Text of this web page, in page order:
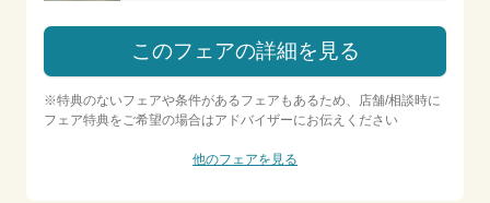
このフェアの詳細を見る
※特典のないフェアや条件があるフェアもあるため、店舗/相談時に
フェア特典をご希望の場合はアドバイザーにお伝えください
他のフェアを見る